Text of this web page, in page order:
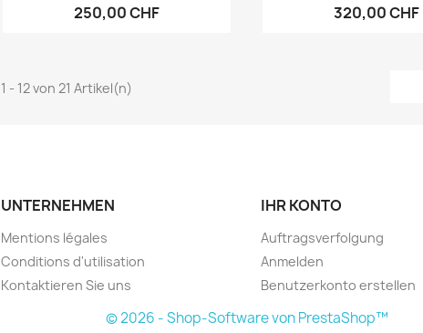
250,00 CHF 320,00 CHF
1 - 12 von 21 Artikel(n)
UNTERNEHMEN
Mentions légales
Conditions d'utilisation
Kontaktieren Sie uns
IHR KONTO
Auftragsverfolgung
Anmelden
Benutzerkonto erstellen
© 2026 - Shop-Software von PrestaShop™